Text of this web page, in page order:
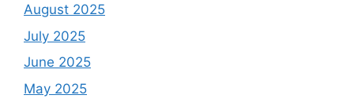
August 2025
July 2025
June 2025
May 2025